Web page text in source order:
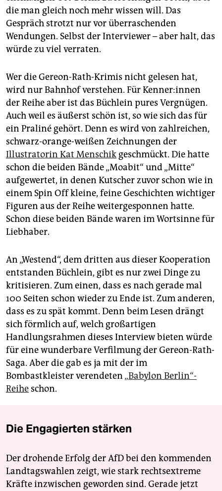
die man gleich noch mehr wissen will. Das
Gespräch strotzt nur vor überraschenden
Wendungen. Selbst der Interviewer – aber halt, das
würde zu viel verraten.
Wer die Gereon-Rath-Krimis nicht gelesen hat,
wird nur Bahnhof verstehen. Für Ken­ne­r:in­nen
der Reihe aber ist das Büchlein pures Vergnügen.
Auch weil es äußerst schön ist, so wie sich das für
ein Praliné gehört. Denn es wird von zahlreichen,
schwarz-orange-weißen Zeichnungen der
Illustratorin Kat Menschik geschmückt. Die hatte
schon die beiden Bände „Moabit“ und „Mitte“
aufgewertet, in denen Kutscher zuvor schon wie in
einem Spin Off kleine, feine Geschichten wichtiger
Figuren aus der Reihe weitergesponnen hatte.
Schon diese beiden Bände waren im Wortsinne für
Liebhaber.
An „Westend“, dem dritten aus dieser Kooperation
entstanden Büchlein, gibt es nur zwei Dinge zu
kritisieren. Zum einen, dass es nach gerade mal
100 Seiten schon wieder zu Ende ist. Zum anderen,
dass es zu spät kommt. Denn beim Lesen drängt
sich förmlich auf, welch großartigen
Handlungsrahmen dieses Interview bieten würde
für eine wunderbare Verfilmung der Gereon-Rath-
Saga. Aber die gab es ja mit der im
Bombastkleister verendeten „Babylon Berlin“-
Reihe schon.
Die Engagierten stärken
Der drohende Erfolg der AfD bei den kommenden
Landtagswahlen zeigt, wie stark rechtsextreme
Kräfte inzwischen geworden sind. Gerade jetzt